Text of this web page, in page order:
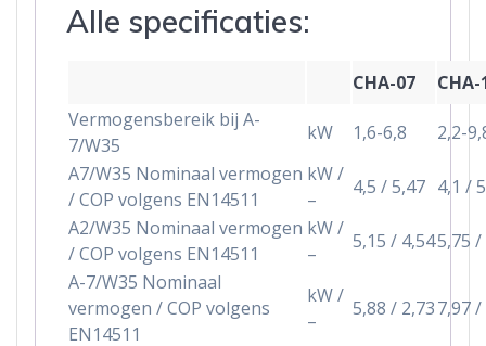
Alle specificaties:
CHA-07
CHA-
Vermogensbereik bij A-
7/W35
kW 1,6-6,8
2,2-
A7/W35 Nominaal vermogen
/ COP volgens EN14511
kW /
–
4,5 / 5,47 4,1 /
A2/W35 Nominaal vermogen
/ COP volgens EN14511
kW /
–
5,15 / 4,545,75 /
A-7/W35 Nominaal
vermogen / COP volgens
EN14511
kW /
–
5,88 / 2,737,97 /